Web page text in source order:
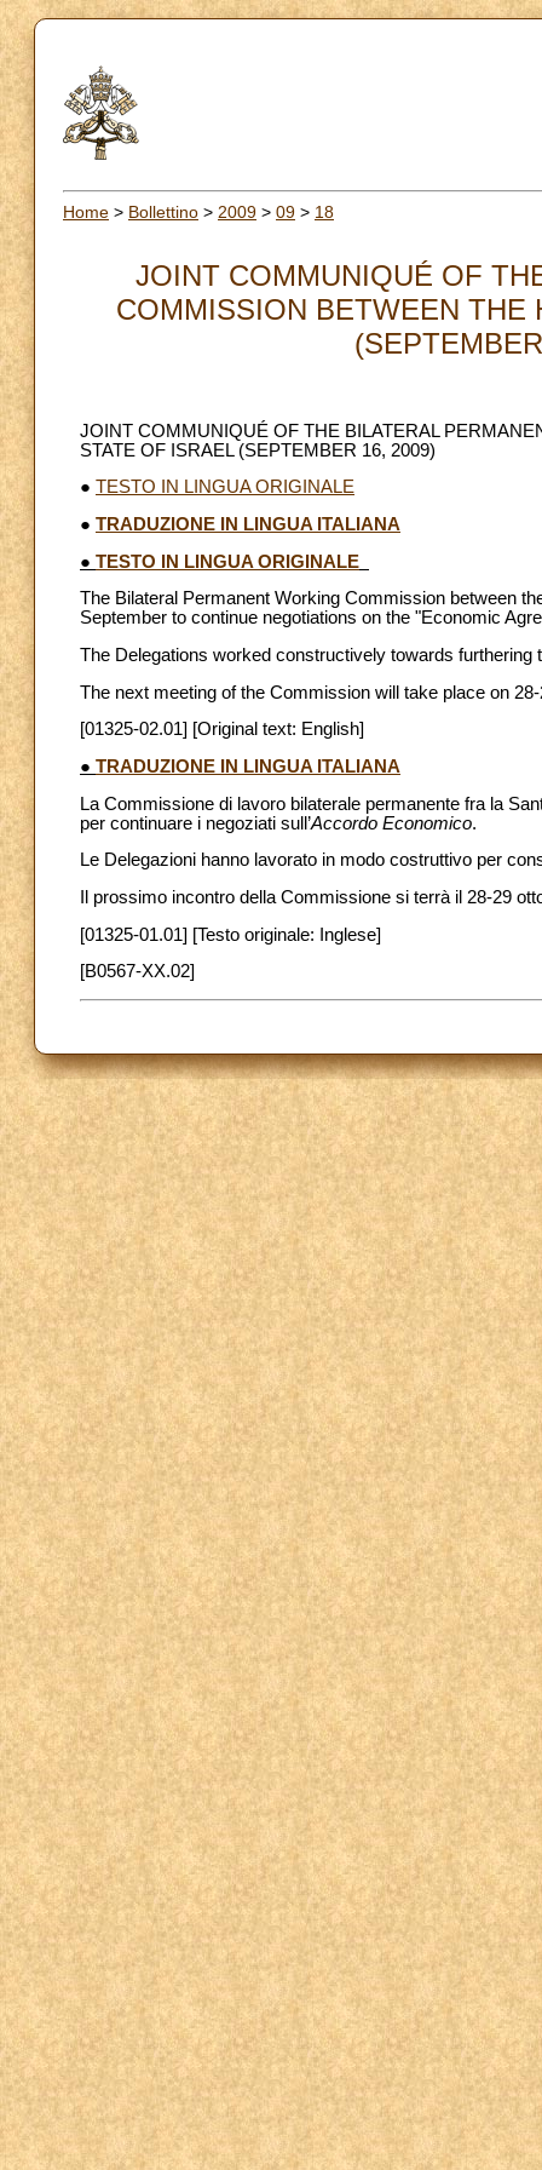
Home > Bollettino > 2009 > 09 > 18
JOINT COMMUNIQUÉ OF
COMMISSION BETWEEN THE
JOINT COMMUNIQUÉ OF THE BILATERAL
STATE OF ISRAEL (SEPTEMBER 16, 2009)
● TESTO IN LINGUA ORIGINALE
● TRADUZIONE IN LINGUA ITALIANA
● TESTO IN LINGUA ORIGINALE
The Bilateral Permanent Working Commission between
September to continue negotiations on the "Economic
The Delegations worked constructively towards furthering
The next meeting of the Commission will take place on
[01325-02.01] [Original text: English]
● TRADUZIONE IN LINGUA ITALIANA
La Commissione di lavoro bilaterale permanente fra la
per continuare i negoziati sull’Accordo Economico.
Le Delegazioni hanno lavorato in modo costruttivo per
Il prossimo incontro della Commissione si terrà il 28-29
[01325-01.01] [Testo originale: Inglese]
[B0567-XX.02]